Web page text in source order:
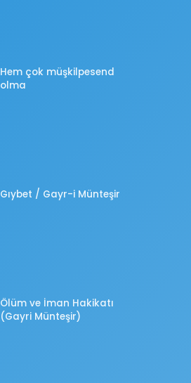
Hem çok müşkilpesend
olma
Gıybet / Gayr-i Münteşir
Ölüm ve İman Hakikatı
(Gayri Münteşir)